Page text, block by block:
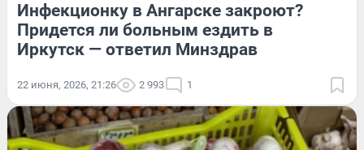
Инфекционку в Ангарске закроют?
Придется ли больным ездить в
Иркутск — ответил Минздрав
22 июня, 2026, 21:26 2 993 1